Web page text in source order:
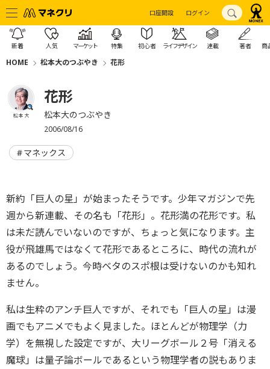
口座開設 ログイン
新着 人気 マーケット 特集 初心者 ライフデザイン 連載 著者 商
HOME 松本大のつぶやき 花形
松本 大
花形
松本大のつぶやき
2006/08/16
マネックス
新約「巨人の星」が始まったそうです。少年マガジンで先
週から新連載、その名も「花形」。花形満の花形です。私
は未だ読んでいないのですが、ちょっと気になります。主
役が飛雄馬ではなくて花形であるところに、時代の流れが
あるのでしょう。今時ベタのスポ根は受けないのかも知れ
ません。
私は生粋のアンチ巨人ですが、それでも「巨人の星」は漫
画でもアニメでもよく見ました。ほとんどが物理学（力
学）を無視した設定ですが、大リーグボール２号「消える
魔球」は量子論ボールであるという物理学者の説もありま